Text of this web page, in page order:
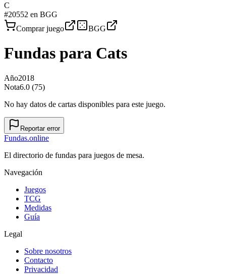
C
#20552 en BGG
Comprar juego
BGG
Fundas para Cats
Año2018
Nota6.0 (75)
No hay datos de cartas disponibles para este juego.
Reportar error
Fundas.online
El directorio de fundas para juegos de mesa.
Navegación
Juegos
TCG
Medidas
Guía
Legal
Sobre nosotros
Contacto
Privacidad